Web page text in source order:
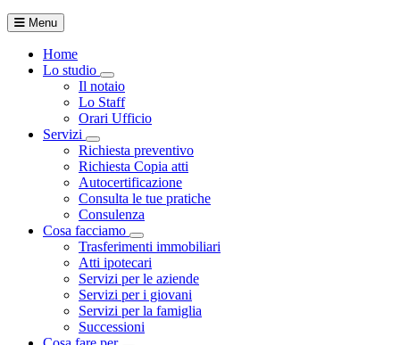
Menu
Home
Lo studio
Visualizza menù di secondo livello
Il notaio
Lo Staff
Orari Ufficio
Servizi
Visualizza menù di secondo livello
Richiesta preventivo
Richiesta Copia atti
Autocertificazione
Consulta le tue pratiche
Consulenza
Cosa facciamo
Visualizza menù di secondo livello
Trasferimenti immobiliari
Atti ipotecari
Servizi per le aziende
Servizi per i giovani
Servizi per la famiglia
Successioni